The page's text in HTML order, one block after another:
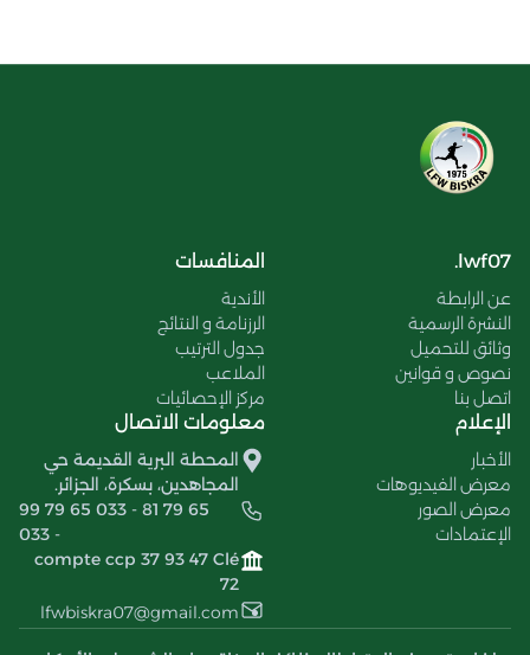
lwf07.
عن الرابطة
النشرة الرسمية
وثائق للتحميل
نصوص و قوانين
اتصل بنا
المنافسات
الأندية
الرزنامة و النتائج
جدول الترتيب
الملاعب
مركز الإحصائيات
الإعلام
الأخبار
معرض الفيديوهات
معرض الصور
الإعتمادات
معلومات الاتصال
المحطة البرية القديمة حي
المجاهدين، بسكرة، الجزائر.
99 79 65 033 - 81 79 65
033 -
compte ccp 37 93 47 Clé
72
lfwbiskra07@gmail.com